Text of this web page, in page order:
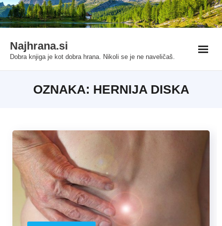
Deneme Bonusu Veren SitelerGrandpashabet
Skip
to
Najhrana.si
Dobra knjiga je kot dobra hrana. Nikoli se je ne naveličaš.
OZNAKA: HERNIJA DISKA